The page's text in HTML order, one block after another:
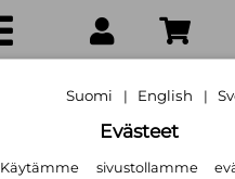
Suomi | English |
Evästeet
Käytämme sivustollamme